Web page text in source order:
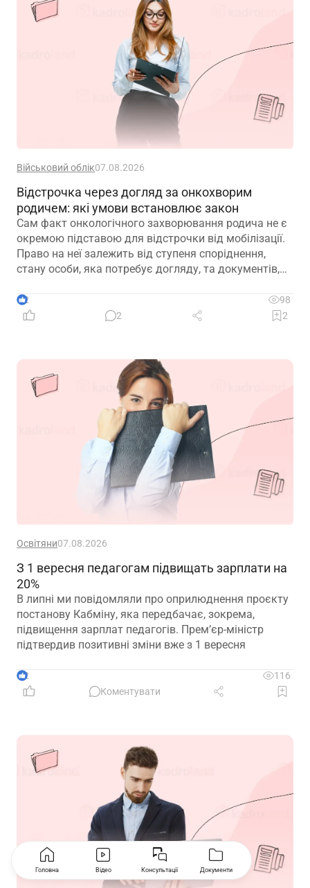
Військовий облік07.08.2026
Відстрочка через догляд за онкохворим
родичем: які умови встановлює закон
Сам факт онкологічного захворювання родича не є
окремою підставою для відстрочки від мобілізації.
Право на неї залежить від ступеня споріднення,
стану особи, яка потребує догляду, та документів,
2
98
2
2
Освітяни07.08.2026
З 1 вересня педагогам підвищать зарплати на
20%
В липні ми повідомляли про оприлюднення проєкту
постанову Кабміну, яка передбачає, зокрема,
підвищення зарплат педагогів. Прем’єр-міністр
підтвердив позитивні зміни вже з 1 вересня
2
116
Коментувати
Головна Відео Консультації Документи